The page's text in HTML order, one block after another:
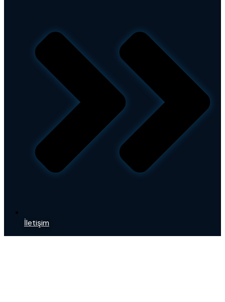
İletişim